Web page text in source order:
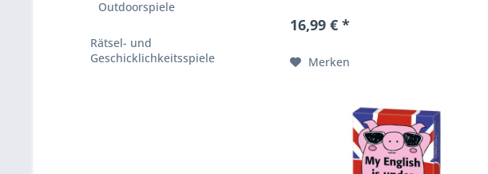
Outdoorspiele
Rätsel- und
Geschicklichkeitsspiele
16,99 € *
Merken